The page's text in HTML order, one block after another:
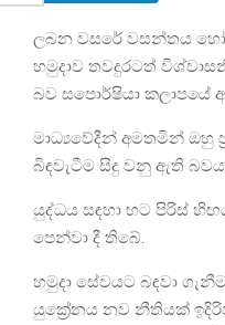
ලබන වසරේ වසන්තය හෝ
හමුදාව තවදුරටත්
බව සපොර්ෂියා කලාපයේ
මාධ්‍යවේදීන් අමතමින් ඔහු
බිඳවැටීම සිදු වනු ඇති
යුද්ධය සඳහා භට පිරිස්
පෙන්වා දී තිබේ.
හමුදා සේවයට බඳවා
යුක්‍රේනය නව නීතියක්